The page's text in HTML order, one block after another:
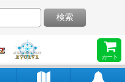
カート
検索